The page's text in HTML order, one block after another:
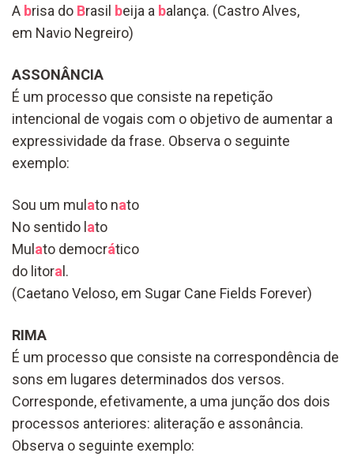
A brisa do Brasil beija a balança. (Castro Alves,
em Navio Negreiro)
ASSONÂNCIA
É um processo que consiste na repetição
intencional de vogais com o objetivo de aumentar a
expressividade da frase. Observa o seguinte
exemplo:
Sou um mul ato nato
No sentido l ato
Mul ato democrático
do litora l.
(Caetano Veloso, em Sugar Cane Fields Forever)
RIMA
É um processo que consiste na correspondência de
sons em lugares determinados dos versos.
Corresponde, efetivamente, a uma junção dos dois
processos anteriores: aliteração e assonância.
Observa o seguinte exemplo: